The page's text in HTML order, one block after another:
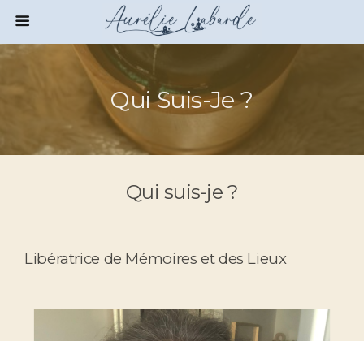
Qui Suis-Je ?
Qui suis-je ?
Libératrice de Mémoires et des Lieux